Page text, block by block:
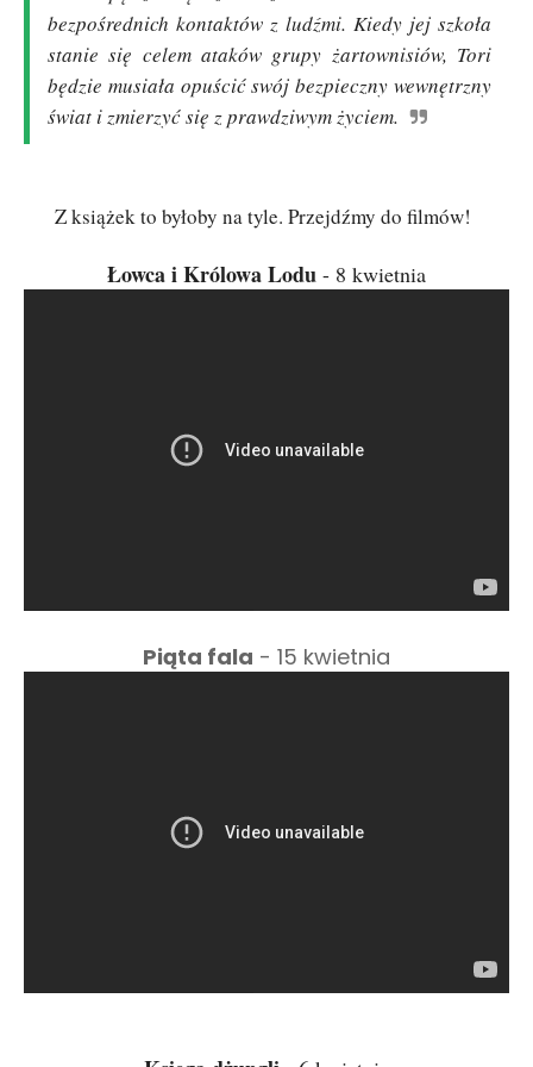
bezpośrednich kontaktów z ludźmi. Kiedy jej szkoła
stanie się celem ataków grupy żartownisiów, Tori
będzie musiała opuścić swój bezpieczny wewnętrzny
świat i zmierzyć się z prawdziwym życiem.
Z książek to byłoby na tyle. Przejdźmy do filmów!
Łowca i Królowa Lodu - 8 kwietnia
Piąta fala - 15 kwietnia